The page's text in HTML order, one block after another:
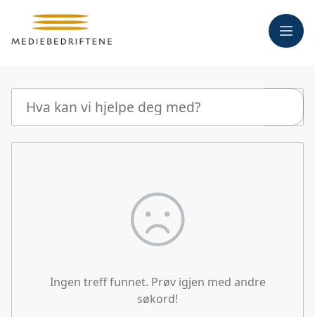
Meny
Søk
Ingen treff funnet. Prøv igjen med andre
søkord!